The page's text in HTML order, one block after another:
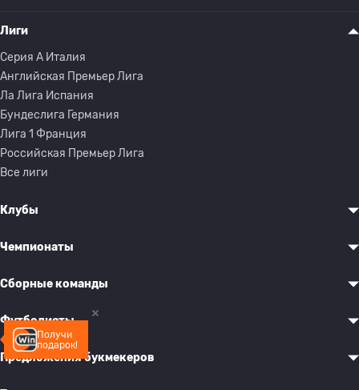
Получи
подарок!
Лиги
Серия A Италия
Английская Премьер Лига
Ла Лига Испания
Бундеслига Германия
Лига 1 Франция
Российская Премьер Лига
Все лиги
Клубы
Чемпионаты
Сборные команды
Футболисты
Предложения букмекеров